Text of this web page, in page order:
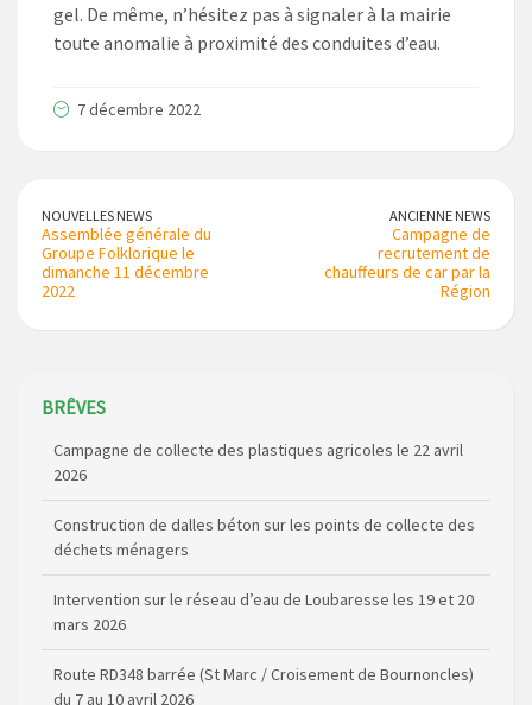
gel. De même, n’hésitez pas à signaler à la mairie
toute anomalie à proximité des conduites d’eau.
7 décembre 2022
NOUVELLES NEWS
Assemblée générale du
Groupe Folklorique le
dimanche 11 décembre
2022
ANCIENNE NEWS
Campagne de
recrutement de
chauffeurs de car par la
Région
BRÊVES
Campagne de collecte des plastiques agricoles le 22 avril
Construction de dalles béton sur les points de collecte des
déchets ménagers
Intervention sur le réseau d’eau de Loubaresse les 19 et 20
mars 2026
Route RD348 barrée (St Marc / Croisement de Bournoncles)
du 7 au 10 avril 2026
Elections Municipales 2026